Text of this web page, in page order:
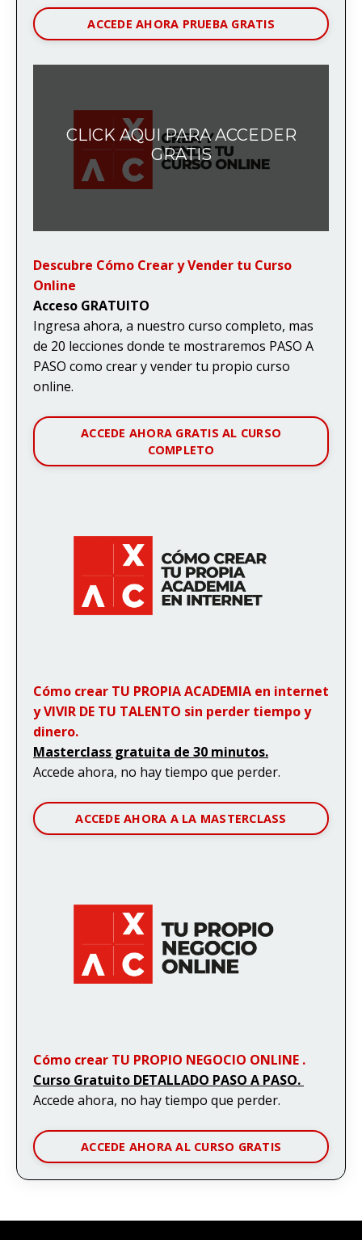
ACCEDE AHORA PRUEBA GRATIS
CLICK AQUI PARA ACCEDER
GRATIS
Descubre Cómo Crear y Vender tu Curso
Online
Acceso GRATUITO
Ingresa ahora, a nuestro curso completo, mas
de 20 lecciones donde te mostraremos PASO A
PASO como crear y vender tu propio curso
online.
ACCEDE AHORA GRATIS AL CURSO
COMPLETO
Cómo crear TU PROPIA ACADEMIA en internet
y VIVIR DE TU TALENTO sin perder tiempo y
dinero.
Masterclass gratuita de 30 minutos.
Accede ahora, no hay tiempo que perder.
ACCEDE AHORA A LA MASTERCLASS
Cómo crear TU PROPIO NEGOCIO ONLINE .
Curso Gratuito DETALLADO PASO A PASO.
Accede ahora, no hay tiempo que perder.
ACCEDE AHORA AL CURSO GRATIS